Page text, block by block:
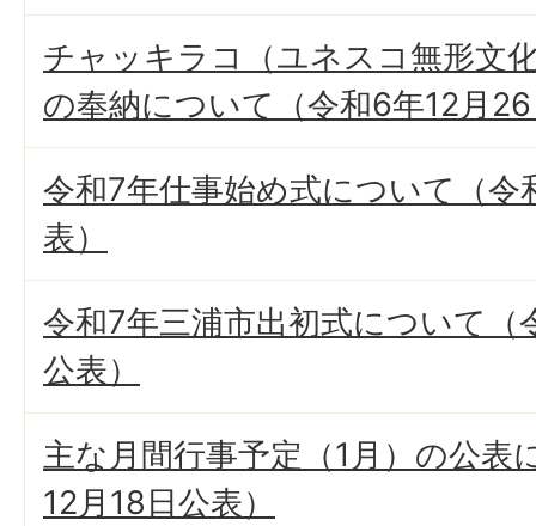
チャッキラコ（ユネスコ無形文
の奉納について（令和6年12月
令和7年仕事始め式について（令
表）
令和7年三浦市出初式について（
公表）
主な月間行事予定（1月）の公表
12月18日公表）